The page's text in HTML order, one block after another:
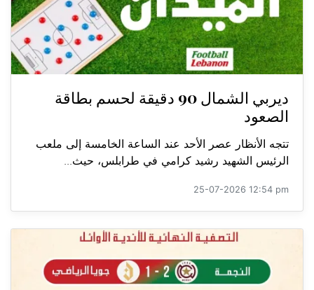
ديربي الشمال 90 دقيقة لحسم بطاقة
الصعود
تتجه الأنظار عصر الأحد عند الساعة الخامسة إلى ملعب
الرئيس الشهيد رشيد كرامي في طرابلس، حيث...
25-07-2026 12:54 pm